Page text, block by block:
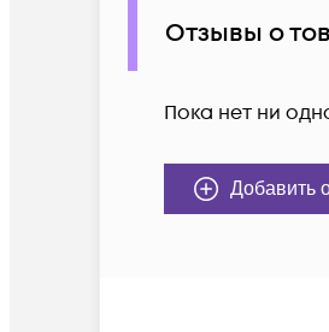
Отзывы о
Пока нет ни
Добавить